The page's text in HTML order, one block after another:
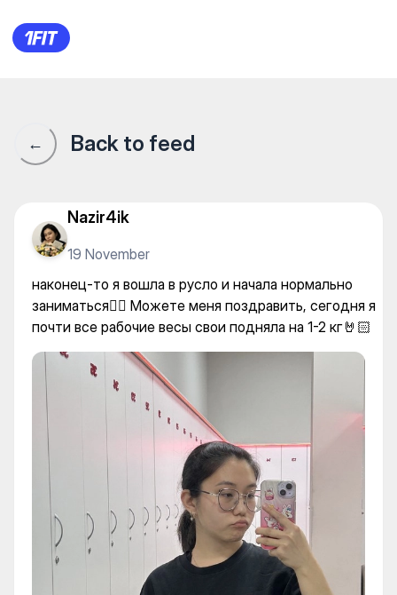
наконец-то я вошла в
← Back to feed
Nazir4ik
19 November
наконец-то я вошла в русло и начала нормально
заниматься😮‍💨 Можете меня поздравить, сегодня я
почти все рабочие весы свои подняла на 1-2 кг🤘🏻